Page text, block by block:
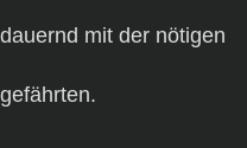
mit der nötigen